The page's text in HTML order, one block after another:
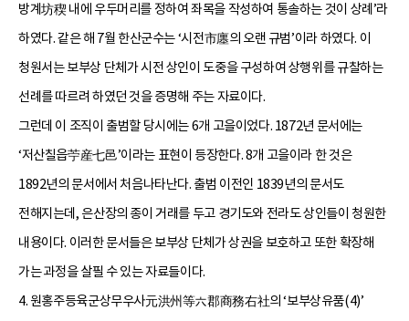
방계坊稧 내에 우두머리를 정하여 좌목을 작성하여 통솔하는 것이 상례’라
하였다. 같은 해 7월 한산군수는 ‘시전市廛의 오랜 규범’이라 하였다. 이
청원서는 보부상 단체가 시전 상인이 도중을 구성하여 상행위를 규찰하는
선례를 따르려 하였던 것을 증명해 주는 자료이다.
그런데 이 조직이 출범할 당시에는 6개 고을이었다. 1872년 문서에는
‘저산칠읍苧産七邑’이라는 표현이 등장한다. 8개 고을이라 한 것은
1892년의 문서에서 처음나타난다. 출범 이전인 1839년의 문서도
전해지는데, 은산장의 종이 거래를 두고 경기도와 전라도 상인들이 청원한
내용이다. 이러한 문서들은 보부상 단체가 상권을 보호하고 또한 확장해
가는 과정을 살필 수 있는 자료들이다.
4. 원홍주등육군상무우사元洪州等六郡商務右社의 ‘보부상유품(4)’